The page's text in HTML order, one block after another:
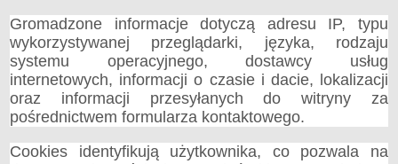
Gromadzone informacje dotyczą adresu IP, typu
wykorzystywanej przeglądarki, języka, rodzaju
systemu operacyjnego, dostawcy usług
internetowych, informacji o czasie i dacie, lokalizacji
oraz informacji przesyłanych do witryny za
pośrednictwem formularza kontaktowego.
Cookies identyfikują użytkownika, co pozwala na